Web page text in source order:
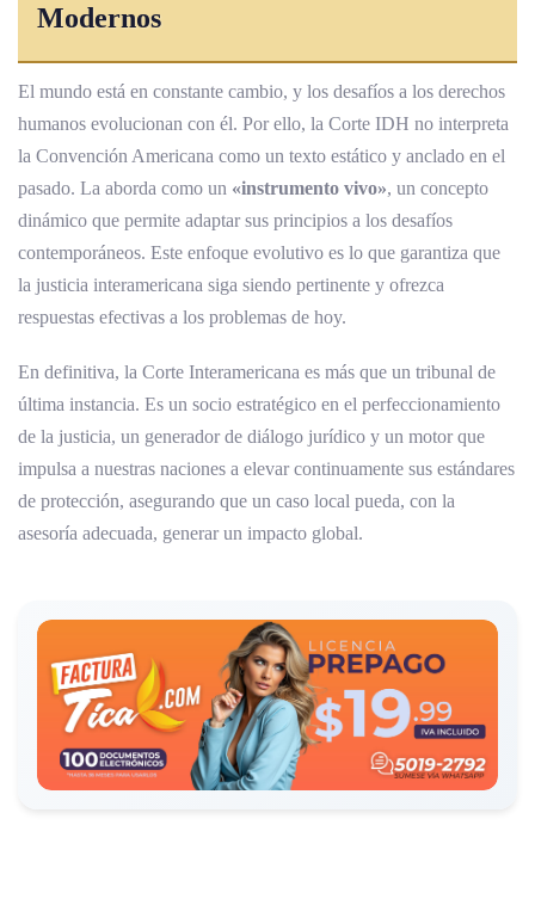
Modernos
El mundo está en constante cambio, y los desafíos a los derechos
humanos evolucionan con él. Por ello, la Corte IDH no interpreta
la Convención Americana como un texto estático y anclado en el
pasado. La aborda como un «instrumento vivo», un concepto
dinámico que permite adaptar sus principios a los desafíos
contemporáneos. Este enfoque evolutivo es lo que garantiza que
la justicia interamericana siga siendo pertinente y ofrezca
respuestas efectivas a los problemas de hoy.
En definitiva, la Corte Interamericana es más que un tribunal de
última instancia. Es un socio estratégico en el perfeccionamiento
de la justicia, un generador de diálogo jurídico y un motor que
impulsa a nuestras naciones a elevar continuamente sus estándares
de protección, asegurando que un caso local pueda, con la
asesoría adecuada, generar un impacto global.